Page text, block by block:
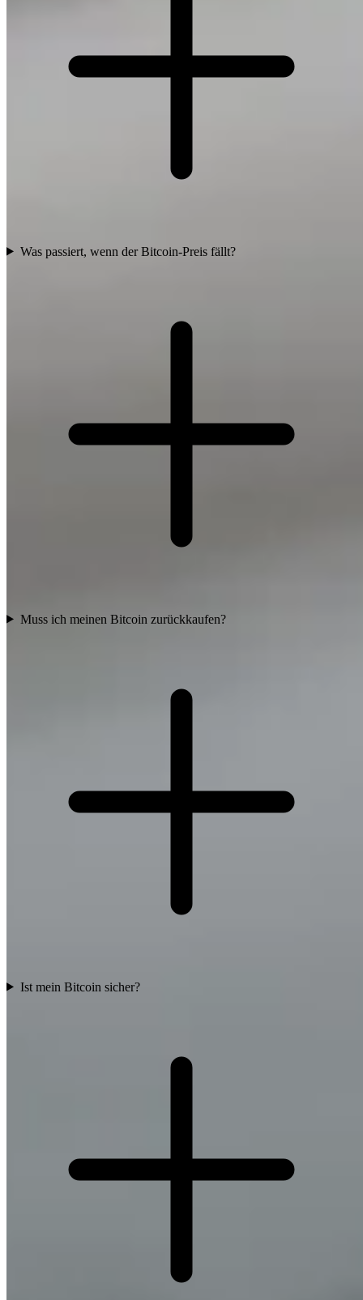
Was passiert, wenn der Bitcoin-Preis fällt?
Muss ich meinen Bitcoin zurückkaufen?
Ist mein Bitcoin sicher?